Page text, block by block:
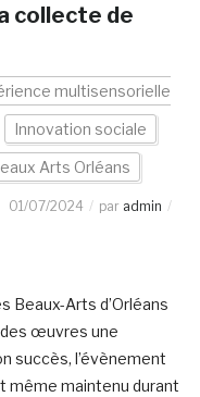
collecte de
multisensorielle
Innovation sociale
Arts Orléans
01/07/2024 par admin
Beaux-Arts d’Orléans
œuvres une
succès, l’évènement
même maintenu durant